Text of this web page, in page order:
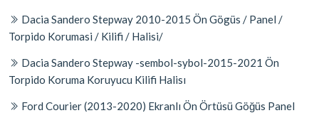
Dacia Sandero Stepway 2010-2015 Ön Gögüs / Panel /
Torpido Korumasi / Kilifi / Halisi/
Dacia Sandero Stepway -sembol-sybol-2015-2021 Ön
Torpido Koruma Koruyucu Kilifi Halisı
Ford Courier (2013-2020) Ekranlı Ön Örtüsü Göğüs Panel